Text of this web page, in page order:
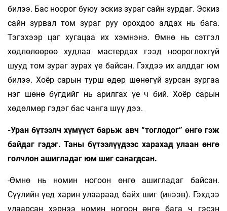
билээ. Бас ноорог буюу эскиз зураг сайн зурдаг. Эскиз
сайн зурвал том зураг руу орохдоо алдах нь бага.
Тэгэхээр цаг хугацаа их хэмнэнэ. Өмнө нь сэтгэл
хөдлөлөөрөө худлаа мастердах гээд ноороглохгүй
шууд том зураг зурах үе байсан. Гэхдээ их алддаг юм
билээ. Хоёр сарын турш өдөр шөнөгүй зурсан зургаа
нэг шөнө бүгдийг нь арилгах үе ч бий. Хоёр сарын
хөдөлмөр гэдэг бас чанга шүү дээ.
-Уран бүтээлч хүмүүст барьж авч “тоглодог” өнгө гэж
байдаг гэдэг. Таны бүтээлүүдээс харахад улаан өнгө
голчлон ашигладаг юм шиг санагдсан.
-Өмнө нь номин ногоон өнгө ашигладаг байсан.
Сүүлийн үед харин улаараад байх шиг (инээв). Гэхдээ
улаарсан хэрнээ номин ногоон өнгө бага ч гэсэн